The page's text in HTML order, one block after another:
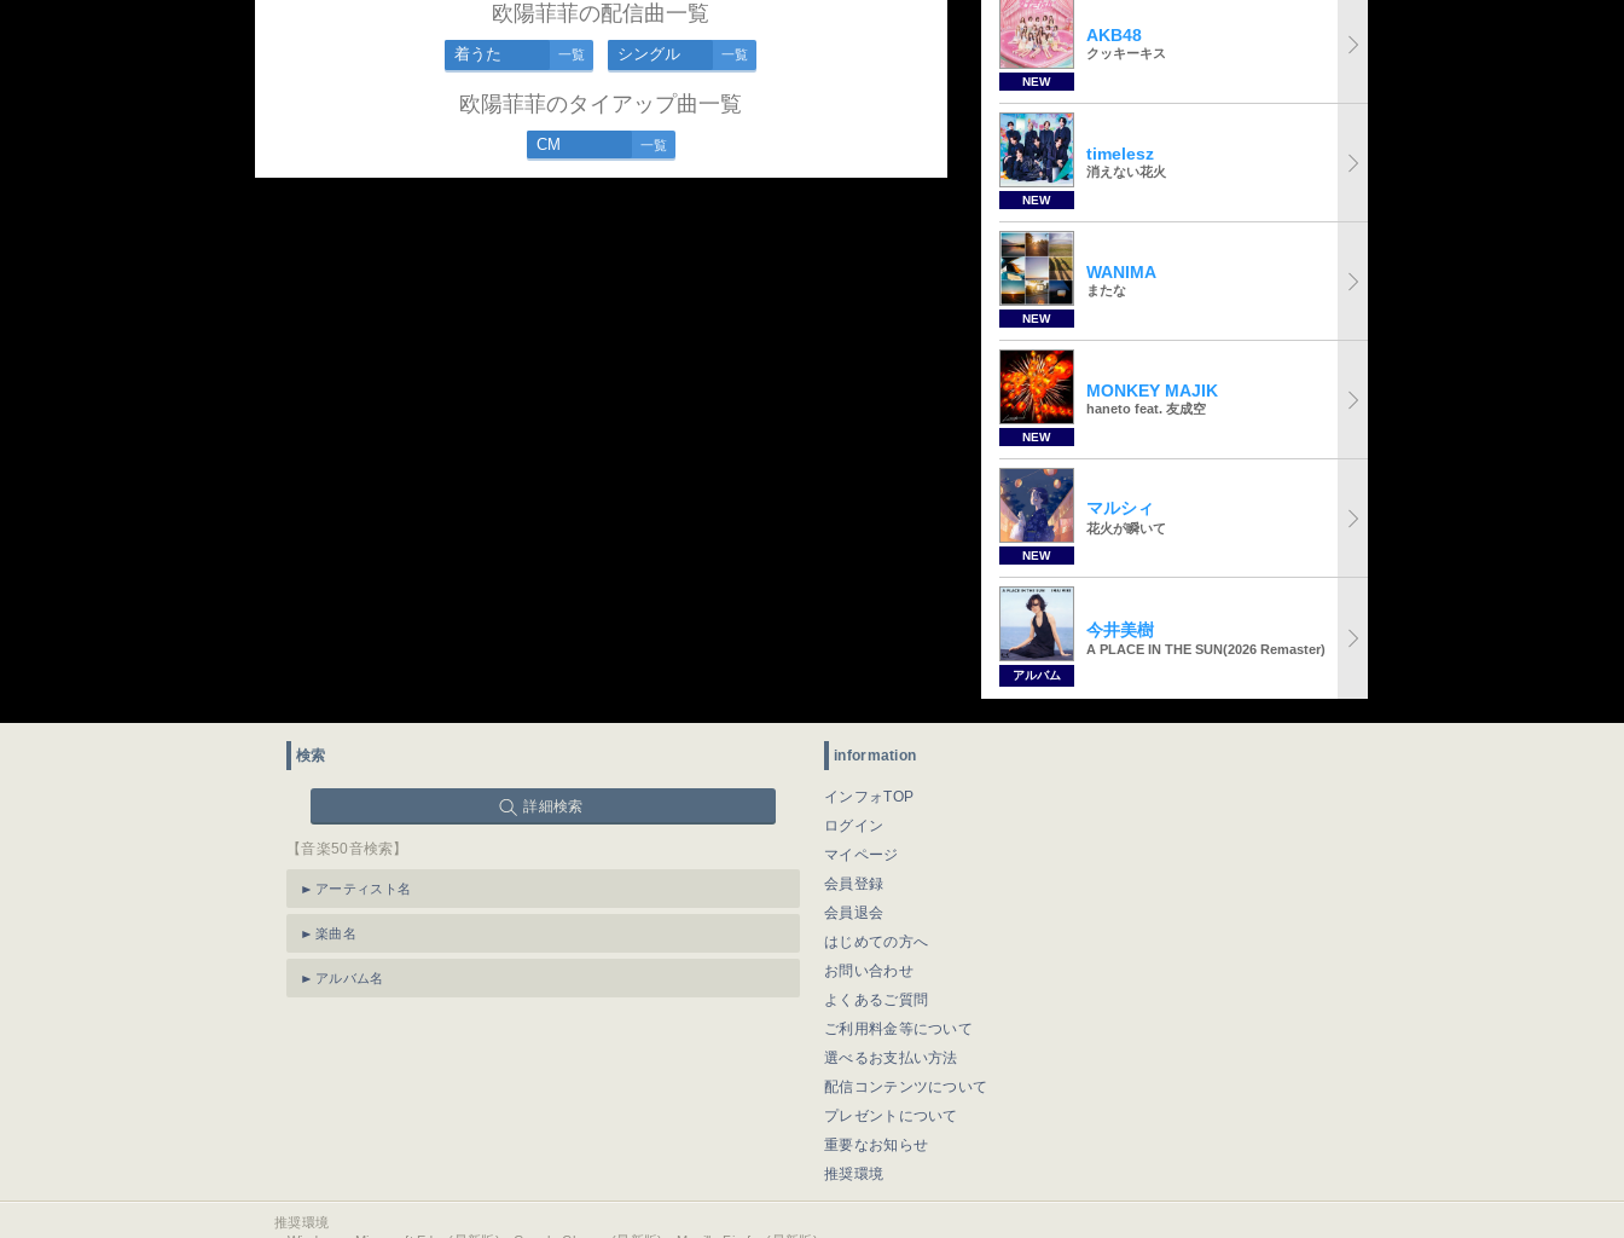
欧陽菲菲の配信曲一覧
着うた 一覧 シングル 一覧
欧陽菲菲のタイアップ曲一覧
CM 一覧
NEW
AKB48
クッキーキス
NEW
timelesz
消えない花火
NEW
WANIMA
またな
NEW
MONKEY MAJIK
haneto feat. 友成空
NEW
マルシィ
花火が瞬いて
アルバム
今井美樹
A PLACE IN THE SUN(2026 Remaster)
検索
詳細検索
【音楽50音検索】
アーティスト名
楽曲名
アルバム名
information
インフォTOP
ログイン
マイページ
会員登録
会員退会
はじめての方へ
お問い合わせ
よくあるご質問
ご利用料金等について
選べるお支払い方法
配信コンテンツについて
プレゼントについて
重要なお知らせ
推奨環境
推奨環境